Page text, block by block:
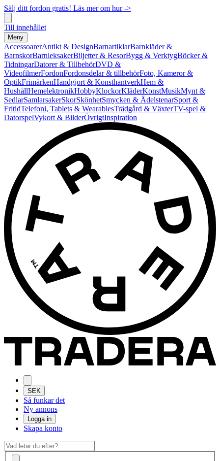
Sälj ditt fordon gratis! Läs mer om hur ->
Till innehållet
Meny
AccessoarerAntikt & DesignBarnartiklarBarnkläder &
BarnskorBarnleksakerBiljetter & ResorBygg & VerktygBöcker &
TidningarDatorer & TillbehörDVD &
VideofilmerFordonFordonsdelar & tillbehörFoto, Kameror &
OptikFrimärkenHandgjort & KonsthantverkHem &
HushållHemelektronikHobbyKlockorKläderKonstMusikMynt &
SedlarSamlarsakerSkorSkönhetSmycken & ÄdelstenarSport &
FritidTelefoni, Tablets & WearablesTrädgård & VäxterTV-spel &
DatorspelVykort & BilderÖvrigtInspiration
SEK
Så funkar det
Ny annons
Logga in
Skapa konto